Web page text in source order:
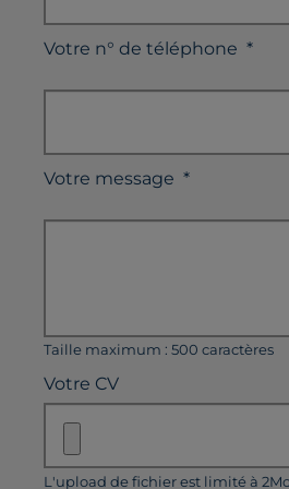
Votre n° de téléphone *
Votre message *
Taille maximum : 500 caractères
Votre CV
L'upload de fichier est limité à